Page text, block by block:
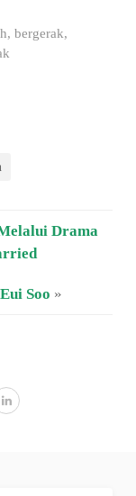
bergerak,
Drama
Soo »